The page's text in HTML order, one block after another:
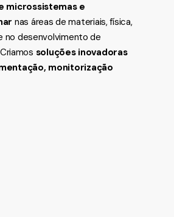
microssistemas e
nas áreas de materiais, física,
no desenvolvimento de
soluções inovadoras
monitorização